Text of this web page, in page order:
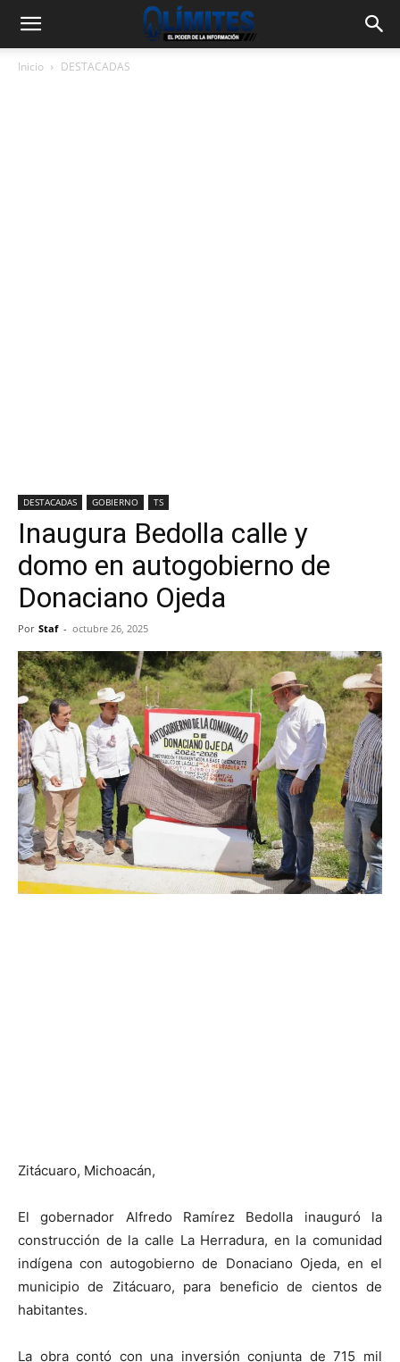
Inicio DESTACADAS
DESTACADAS GOBIERNO TS
Inaugura Bedolla calle y
domo en autogobierno de
Donaciano Ojeda
Por Staf - octubre 26, 2025
Zitácuaro, Michoacán,
El gobernador Alfredo Ramírez Bedolla inauguró la
construcción de la calle La Herradura, en la comunidad
indígena con autogobierno de Donaciano Ojeda, en el
municipio de Zitácuaro, para beneficio de cientos de
habitantes.
La obra contó con una inversión conjunta de 715 mil